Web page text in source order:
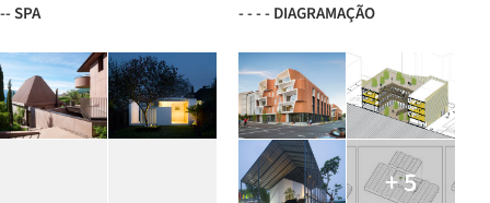
-- SPA - - - - DIAGRAMAÇÃO
+ 5